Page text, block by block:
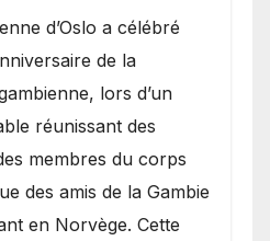
d’Oslo a célébré
de la
lors d’un
réunissant des
membres du corps
des amis de la Gambie
en Norvège. Cette